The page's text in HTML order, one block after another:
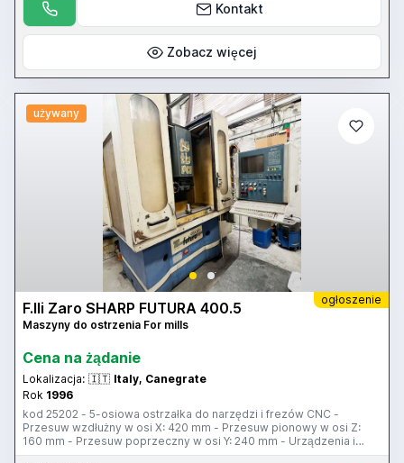
Kontakt
Zobacz więcej
używany
ogłoszenie
F.lli Zaro SHARP FUTURA 400.5
Maszyny do ostrzenia For mills
Cena na żądanie
Lokalizacja: 🇮🇹 Italy, Canegrate
Rok 1996
kod 25202 - 5-osiowa ostrzałka do narzędzi i frezów CNC -
Przesuw wzdłużny w osi X: 420 mm - Przesuw pionowy w osi Z:
160 mm - Przesuw poprzeczny w osi Y: 240 mm - Urządzenia i
akcesoria CNC Zaro Complet 2